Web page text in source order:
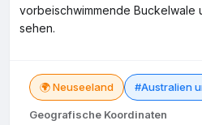
vorbeischwimmende Buckelwale
sehen.
🌍 Neuseeland #Australien
Geografische Koordinaten